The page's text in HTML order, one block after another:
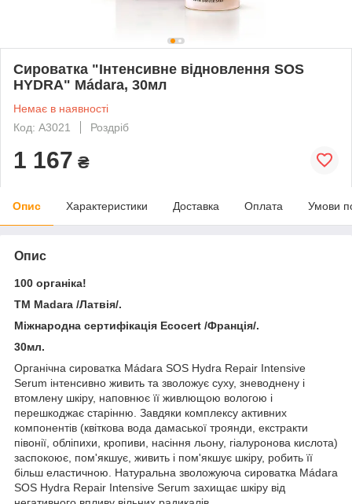
Сироватка "Інтенсивне відновлення SOS
HYDRA" Мádara, 30мл
Немає в наявності
Код: A3021
Роздріб
1 167 ₴
Опис Характеристики Доставка Оплата Умови
Опис
100 органіка!
ТМ Madara /Латвія/.
Міжнародна сертифікація Ecocert /Франція/.
30мл.
Органічна сироватка Mádara SOS Hydra Repair Intensive
Serum інтенсивно живить та зволожує суху, зневоднену і
втомлену шкіру, наповнює її живлющою вологою і
перешкоджає старінню. Завдяки комплексу активних
компонентів (квіткова вода дамаської троянди, екстракти
півонії, обліпихи, кропиви, насіння льону, гіалуронова кислота)
заспокоює, пом'якшує, живить і пом'якшує шкіру, робить її
більш еластичною. Натуральна зволожуюча сироватка Mádara
SOS Hydra Repair Intensive Serum захищає шкіру від